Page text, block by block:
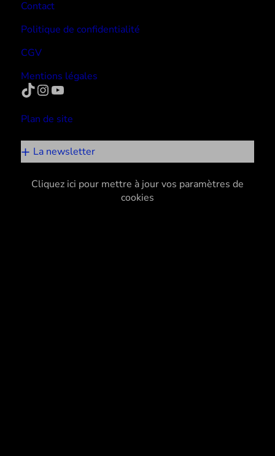
Contact
Politique de confidentialité
CGV
Mentions légales
TikTok InstagramYouTube
Plan de site
La newsletter
Cliquez ici pour mettre à jour vos paramètres de
cookies